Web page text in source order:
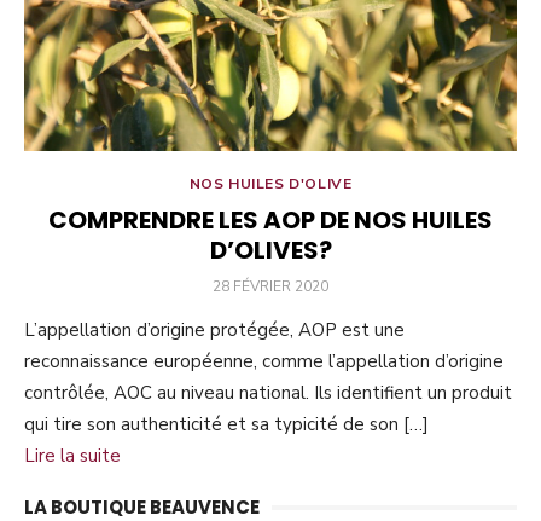
NOS HUILES D'OLIVE
COMPRENDRE LES AOP DE NOS HUILES
D’OLIVES?
PUBLIÉ
28 FÉVRIER 2020
L’appellation d’origine protégée, AOP est une
reconnaissance européenne, comme l’appellation d’origine
contrôlée, AOC au niveau national. Ils identifient un produit
qui tire son authenticité et sa typicité de son […]
Lire la suite
LA BOUTIQUE BEAUVENCE